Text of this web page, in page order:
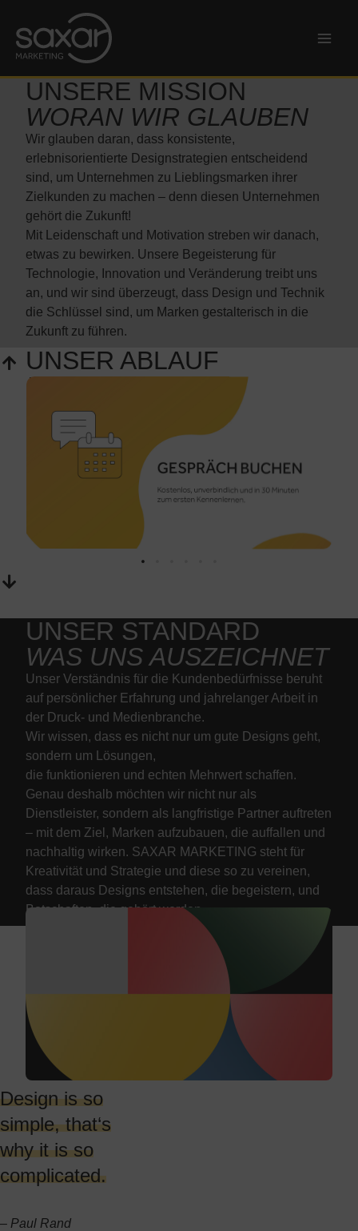
Inhalt
springen
UNSERE MISSION
WORAN WIR GLAUBEN
Wir glauben daran, dass konsistente,
erlebnisorientierte Designstrategien entscheidend
sind, um Unternehmen zu Lieblingsmarken ihrer
Zielkunden zu machen – denn diesen Unternehmen
gehört die Zukunft!
Mit Leidenschaft und Motivation streben wir danach,
etwas zu bewirken. Unsere Begeisterung für
Technologie, Innovation und Veränderung treibt uns
an, und wir sind überzeugt, dass Design und Technik
die Schlüssel sind, um Marken gestalterisch in die
Zukunft zu führen.
UNSER ABLAUF
ERFOLG IN 6
SCHRITTEN
UNSER STANDARD
WAS UNS AUSZEICHNET
Unser Verständnis für die Kundenbedürfnisse beruht
auf persönlicher Erfahrung und jahrelanger Arbeit in
der Druck- und Medienbranche.
Wir wissen, dass es nicht nur um gute Designs geht,
sondern um Lösungen,
die funktionieren und echten Mehrwert schaffen.
Genau deshalb möchten wir nicht nur als
Dienstleister, sondern als langfristige Partner auftreten
– mit dem Ziel, Marken aufzubauen, die auffallen und
nachhaltig wirken. SAXAR MARKETING steht für
Kreativität und Strategie und diese so zu vereinen,
dass daraus Designs entstehen, die begeistern, und
Botschaften, die gehört werden.
Design is so
simple, that‘s
why it is so
complicated.
– Paul Rand